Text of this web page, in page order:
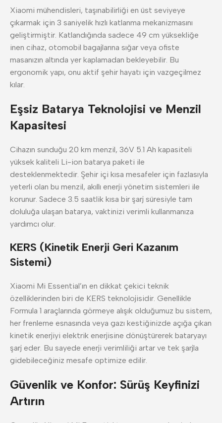
Xiaomi mühendisleri, taşınabilirliği en üst seviyeye
çıkarmak için 3 saniyelik hızlı katlanma mekanizmasını
geliştirmiştir. Katlandığında sadece 49 cm yüksekliğe
inen cihaz, otomobil bagajlarına sığar veya ofiste
masanızın altında yer kaplamadan bekleyebilir. Bu
ergonomik yapı, onu aktif şehir hayatı için vazgeçilmez
kılar.
Eşsiz Batarya Teknolojisi ve Menzil
Kapasitesi
Cihazın sunduğu 20 km menzil, 36V 5.1 Ah kapasiteli
yüksek kaliteli Li-ion batarya paketi ile
desteklenmektedir. Şehir içi kısa mesafeler için fazlasıyla
yeterli olan bu menzil, akıllı enerji yönetim sistemleri ile
korunur. Sadece 3.5 saatlik kısa bir şarj süresiyle tam
doluluğa ulaşan batarya, vaktinizi verimli kullanmanıza
yardımcı olur.
KERS (Kinetik Enerji Geri Kazanım
Sistemi)
Xiaomi Mi Essential’ın en dikkat çekici teknik
özelliklerinden biri de KERS teknolojisidir. Genellikle
Formula 1 araçlarında görmeye alışık olduğumuz bu sistem,
her frenleme esnasında veya gazı kestiğinizde açığa çıkan
kinetik enerjiyi elektrik enerjisine dönüştürerek bataryayı
şarj eder. Bu sayede enerji verimliliği artar ve tek şarjla
gidebileceğiniz mesafe optimize edilir.
Güvenlik ve Konfor: Sürüş Keyfinizi
Artırın